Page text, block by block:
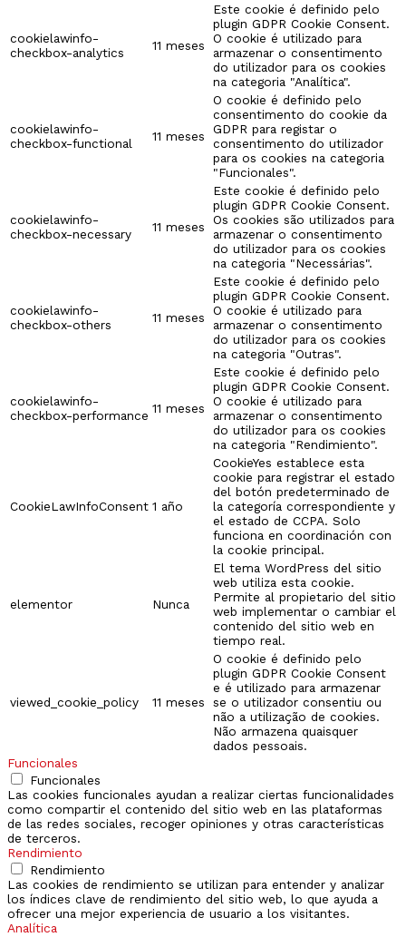
cookielawinfo-
checkbox-analytics
11 meses
Este cookie é definido pelo
plugin GDPR Cookie Consent.
O cookie é utilizado para
armazenar o consentimento
do utilizador para os cookies
na categoria "Analítica".
cookielawinfo-
checkbox-functional
11 meses
O cookie é definido pelo
consentimento do cookie da
GDPR para registar o
consentimento do utilizador
para os cookies na categoria
"Funcionales".
cookielawinfo-
checkbox-necessary
11 meses
Este cookie é definido pelo
plugin GDPR Cookie Consent.
Os cookies são utilizados para
armazenar o consentimento
do utilizador para os cookies
na categoria "Necessárias".
cookielawinfo-
checkbox-others
11 meses
Este cookie é definido pelo
plugin GDPR Cookie Consent.
O cookie é utilizado para
armazenar o consentimento
do utilizador para os cookies
na categoria "Outras".
cookielawinfo-
checkbox-performance 11 meses
Este cookie é definido pelo
plugin GDPR Cookie Consent.
O cookie é utilizado para
armazenar o consentimento
do utilizador para os cookies
na categoria "Rendimiento".
CookieLawInfoConsent 1 año
CookieYes establece esta
cookie para registrar el estado
del botón predeterminado de
la categoría correspondiente y
el estado de CCPA. Solo
funciona en coordinación con
la cookie principal.
elementor Nunca
El tema WordPress del sitio
web utiliza esta cookie.
Permite al propietario del sitio
web implementar o cambiar el
contenido del sitio web en
tiempo real.
viewed_cookie_policy 11 meses
O cookie é definido pelo
plugin GDPR Cookie Consent
e é utilizado para armazenar
se o utilizador consentiu ou
não a utilização de cookies.
Não armazena quaisquer
dados pessoais.
Funcionales
Funcionales
Las cookies funcionales ayudan a realizar ciertas funcionalidades
como compartir el contenido del sitio web en las plataformas
de las redes sociales, recoger opiniones y otras características
de terceros.
Rendimiento
Rendimiento
Las cookies de rendimiento se utilizan para entender y analizar
los índices clave de rendimiento del sitio web, lo que ayuda a
ofrecer una mejor experiencia de usuario a los visitantes.
Analítica